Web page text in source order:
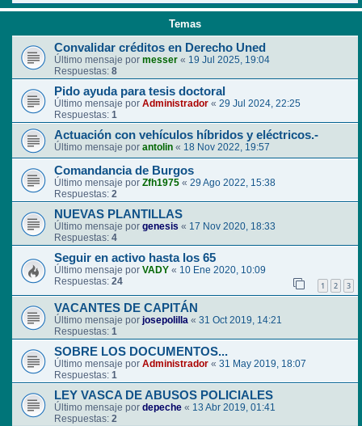
Temas
Convalidar créditos en Derecho Uned
Último mensaje por messer « 19 Jul 2025, 19:04
Respuestas: 8
Pido ayuda para tesis doctoral
Último mensaje por Administrador « 29 Jul 2024, 22:25
Respuestas: 1
Actuación con vehículos híbridos y eléctricos.-
Último mensaje por antolin « 18 Nov 2022, 19:57
Comandancia de Burgos
Último mensaje por Zfh1975 « 29 Ago 2022, 15:38
Respuestas: 2
NUEVAS PLANTILLAS
Último mensaje por genesis « 17 Nov 2020, 18:33
Respuestas: 4
Seguir en activo hasta los 65
Último mensaje por VADY « 10 Ene 2020, 10:09
Respuestas: 24 1 2 3
VACANTES DE CAPITÁN
Último mensaje por josepolilla « 31 Oct 2019, 14:21
Respuestas: 1
SOBRE LOS DOCUMENTOS...
Último mensaje por Administrador « 31 May 2019, 18:07
Respuestas: 1
LEY VASCA DE ABUSOS POLICIALES
Último mensaje por depeche « 13 Abr 2019, 01:41
Respuestas: 2